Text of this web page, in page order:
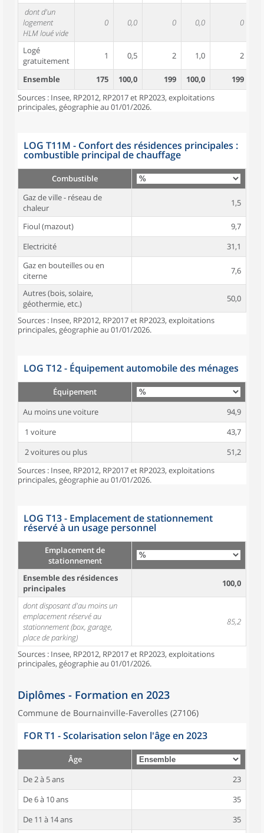
dont d'un
logement
HLM loué vide
0 0,0 0 0,0 0
Logé
gratuitement
1 0,5 2 1,0 2
Ensemble 175 100,0 199 100,0 199
Sources : Insee, RP2012, RP2017 et RP2023, exploitations
principales, géographie au 01/01/2026.
LOG T11M - Confort des résidences principales :
combustible principal de chauffage
Combustible
Gaz de ville - réseau de
chaleur
1,5
Fioul (mazout)
9,7
Electricité
31,1
Gaz en bouteilles ou en
citerne
7,6
Autres (bois, solaire,
géothermie, etc.)
50,0
Sources : Insee, RP2012, RP2017 et RP2023, exploitations
principales, géographie au 01/01/2026.
LOG T12 - Équipement automobile des ménages
Équipement
Au moins une voiture
94,9
1 voiture
43,7
2 voitures ou plus
51,2
Sources : Insee, RP2012, RP2017 et RP2023, exploitations
principales, géographie au 01/01/2026.
LOG T13 - Emplacement de stationnement
réservé à un usage personnel
Emplacement de
stationnement
Ensemble des résidences
principales
100,0
dont disposant d'au moins un
emplacement réservé au
stationnement (box, garage,
place de parking)
85,2
Sources : Insee, RP2012, RP2017 et RP2023, exploitations
principales, géographie au 01/01/2026.
Diplômes - Formation en 2023
Commune de Bournainville-Faverolles (27106)
FOR T1 - Scolarisation selon l'âge en 2023
Âge
De 2 à 5 ans
23
De 6 à 10 ans
35
De 11 à 14 ans
35